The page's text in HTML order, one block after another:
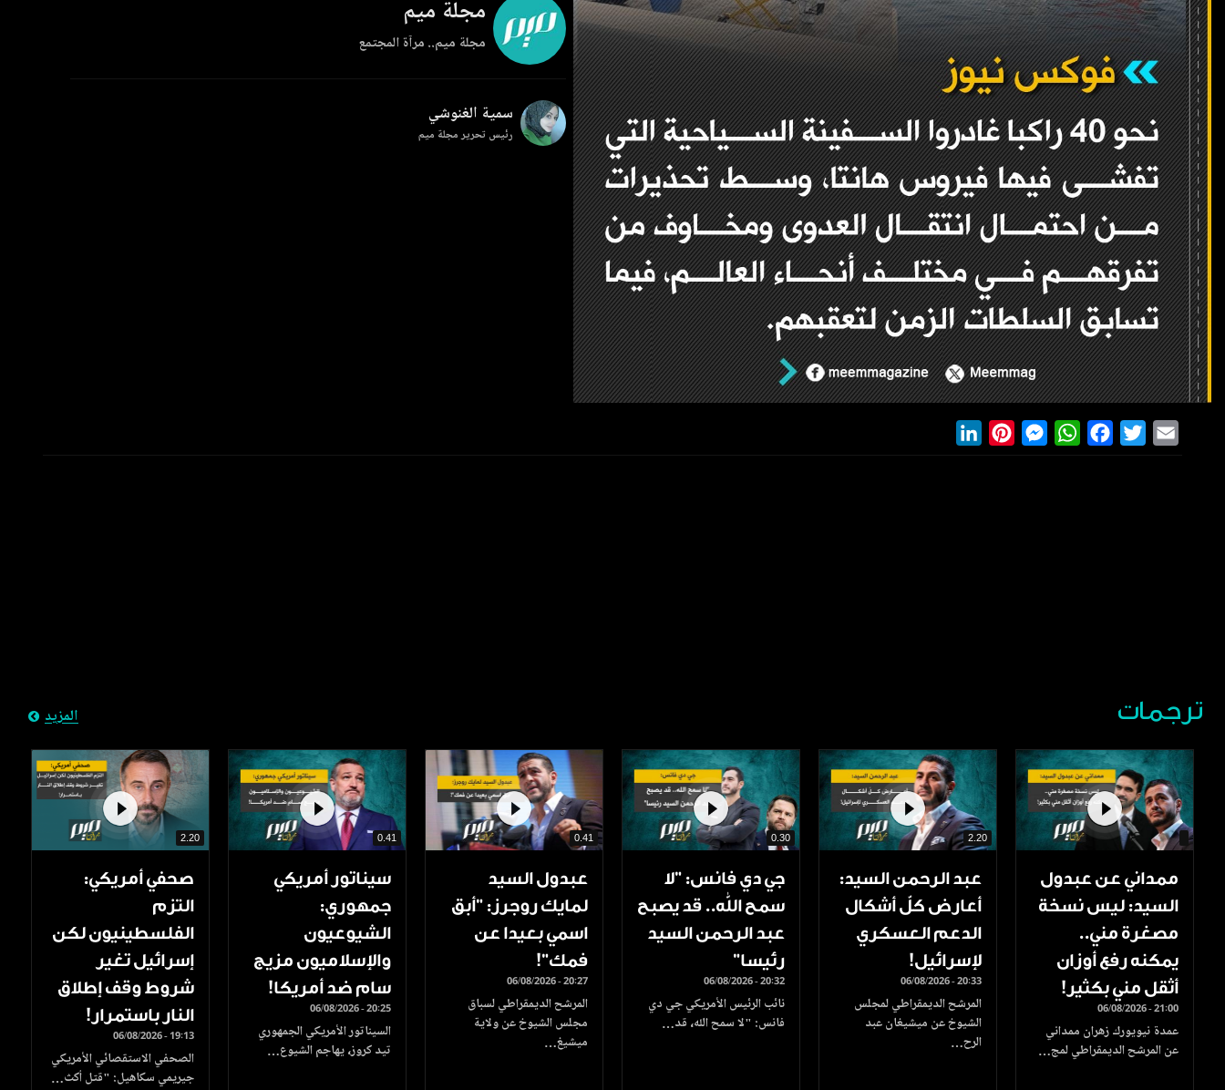
مجلة ميم
مجلة ميم.. مرآة المجتمع
سمية الغنوشي
رئيس تحرير مجلة ميم
LinkedInPinterestMessengerWhatsAppFacebook
Twitter
ترجمات المزيد
ممداني عن عبدول
السيد: ليس نسخة
مصغرة مني..
يمكنه رفع أوزان
أثقل مني بكثير!
06/08/2026 - 21:00
عمدة نيويورك زهران ممداني
عن المرشح الديمقراطي لمج…
2.20
عبد الرحمن السيد:
أعارض كلّ أشكال
الدعم العسكري
لإسرائيل!
06/08/2026 - 20:33
المرشح الديمقراطي لمجلس
الشيوخ عن ميشيغان عبد
الرح…
0.30
جي دي فانس: ”لا
سمح الله.. قد يصبح
عبد الرحمن السيد
رئيسا”
06/08/2026 - 20:32
نائب الرئيس الأمريكي جي دي
فانس: "لا سمح الله، قد…
0.41
عبدول السيد
لمايك روجرز: "أبق
اسمي بعيدا عن
فمك"!
06/08/2026 - 20:27
المرشح الديمقراطي لسباق
مجلس الشيوخ عن ولاية
ميشيغ…
0.41
سيناتور أمريكي
جمهوري:
الشيوعيون
والإسلاميون مزيج
سام ضد أمريكا!
06/08/2026 - 20:25
السيناتور الأمريكي الجمهوري
تيد كروز، يهاجم الشيوع…
2.20
صحفي أمريكي:
التزم
الفلسطينيون لكن
إسرائيل تغير
شروط وقف إطلاق
النار باستمرار!
06/08/2026 - 19:13
الصحفي الاستقصائي الأمريكي
جيريمي سكاهيل: "قتل أكث…